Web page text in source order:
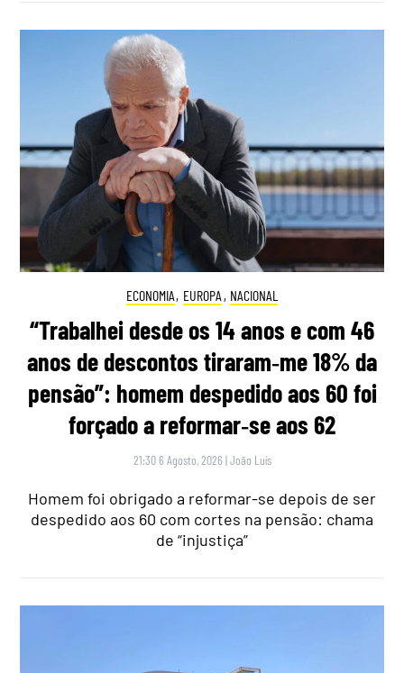
ECONOMIA, EUROPA , NACIONAL
“Trabalhei desde os 14 anos e com 46
anos de descontos tiraram‑me 18% da
pensão”: homem despedido aos 60 foi
forçado a reformar‑se aos 62
21:30 6 Agosto, 2026 |João Luís
Homem foi obrigado a reformar-se depois de ser
despedido aos 60 com cortes na pensão: chama
de “injustiça”